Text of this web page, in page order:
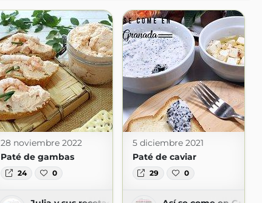
28 noviembre 2022
Paté de gambas
24 0
5 diciembre 2021
Paté de caviar
29 0